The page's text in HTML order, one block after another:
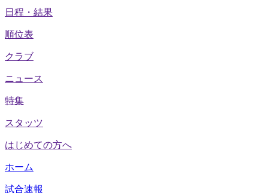
日程・結果
順位表
クラブ
ニュース
特集
スタッツ
はじめての方へ
ホーム
試合速報